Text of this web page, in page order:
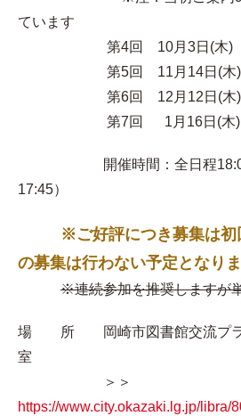
ています
第4回 10月3日(木)
第5回 11月14日(木)
第6回 12月12日(木)
第7回 1月16日(木)
開催時間：全日程18:00-
17:45）
※ご好評につき募集は初
の募集は行わない予定となり
※連続参加を推奨しますが
場 所 岡崎市図書館交流プラ
室
＞＞
https://www.city.okazaki.lg.jp/libra/